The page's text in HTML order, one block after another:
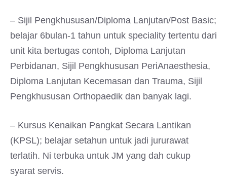
– Sijil Pengkhususan/Diploma Lanjutan/Post Basic;
belajar 6bulan-1 tahun untuk speciality tertentu dari
unit kita bertugas contoh, Diploma Lanjutan
Perbidanan, Sijil Pengkhususan PeriAnaesthesia,
Diploma Lanjutan Kecemasan dan Trauma, Sijil
Pengkhususan Orthopaedik dan banyak lagi.
– Kursus Kenaikan Pangkat Secara Lantikan
(KPSL); belajar setahun untuk jadi jururawat
terlatih. Ni terbuka untuk JM yang dah cukup
syarat servis.